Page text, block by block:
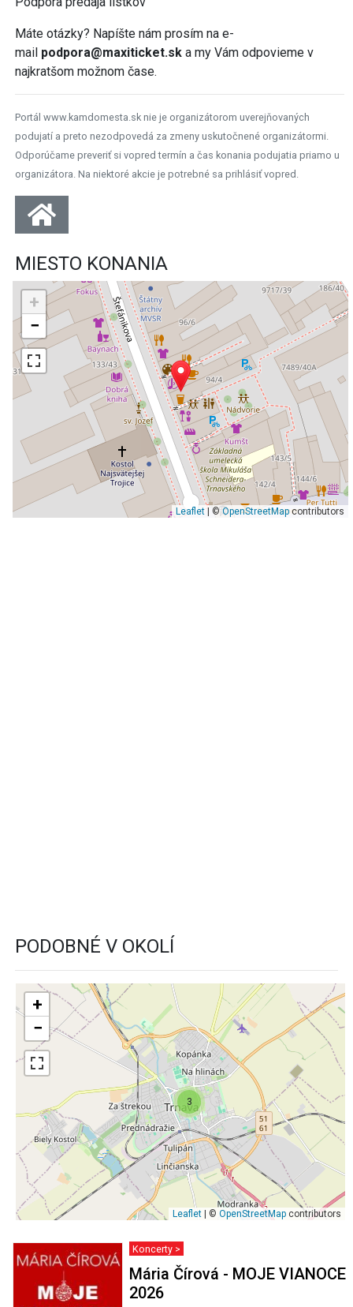
Máte otázky? Napíšte nám prosím na e-
mail podpora@maxiticket.sk a my Vám odpovieme v
najkratšom možnom čase.
Portál www.kamdomesta.sk nie je organizátorom uverejňovaných
podujatí a preto nezodpovedá za zmeny uskutočnené organizátormi.
Odporúčame preveriť si vopred termín a čas konania podujatia priamo u
organizátora. Na niektoré akcie je potrebné sa prihlásiť vopred.
MIESTO KONANIA
+
−
Leaflet| ©OpenStreetMapcontributors
PODOBNÉ V OKOLÍ
3
+
−
Leaflet | © OpenStreetMap contributors
Koncerty >
Mária Čírová - MOJE VIANOCE
2026